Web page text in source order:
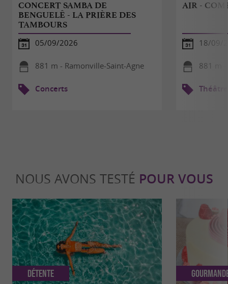
CONCERT SAMBA DE
BENGUELÊ - LA PRIÈRE DES
TAMBOURS
05/09/2026
881 m - Ramonville-Saint-Agne
Concerts
AIR -
18/09/
881 m
Théâtre
NOUS AVONS TESTÉ POUR VOUS
Détente